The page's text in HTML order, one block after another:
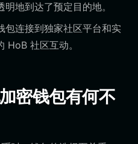
地到达了预定目的地。
包连接到独家社区平台和实
HoB 社区互动。
密钱包有何不